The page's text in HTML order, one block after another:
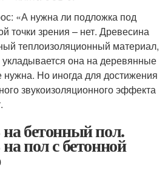
«А нужна ли подложка под
точки зрения – нет. Древесина
теплоизоляционный материал,
укладывается она на деревянные
нужна. Но иногда для достижения
звукоизоляционного эффекта
бетонный пол.
пол с бетонной